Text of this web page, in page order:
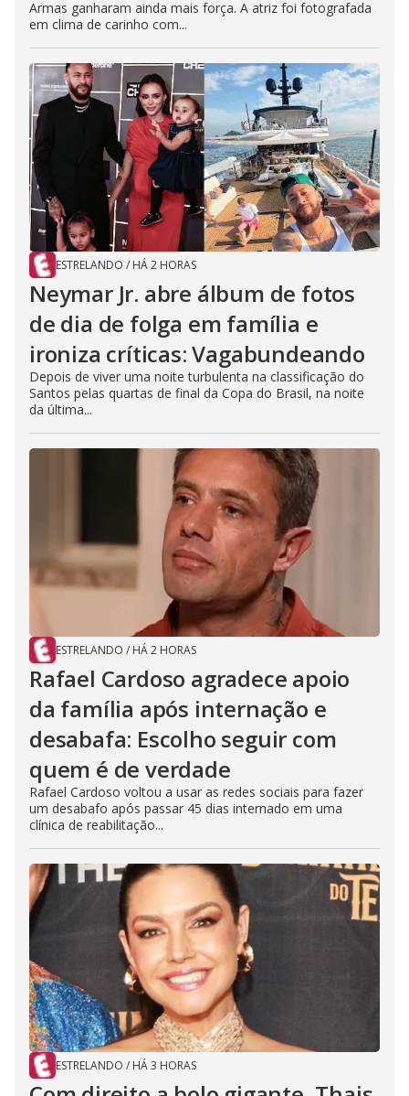
Armas ganharam ainda mais força. A atriz foi fotografada
em clima de carinho com...
ESTRELANDO / HÁ 2 HORAS
Neymar Jr. abre álbum de fotos
de dia de folga em família e
ironiza críticas: Vagabundeando
Depois de viver uma noite turbulenta na classificação do
Santos pelas quartas de final da Copa do Brasil, na noite
da última...
ESTRELANDO / HÁ 2 HORAS
Rafael Cardoso agradece apoio
da família após internação e
desabafa: Escolho seguir com
quem é de verdade
Rafael Cardoso voltou a usar as redes sociais para fazer
um desabafo após passar 45 dias internado em uma
clínica de reabilitação...
ESTRELANDO / HÁ 3 HORAS